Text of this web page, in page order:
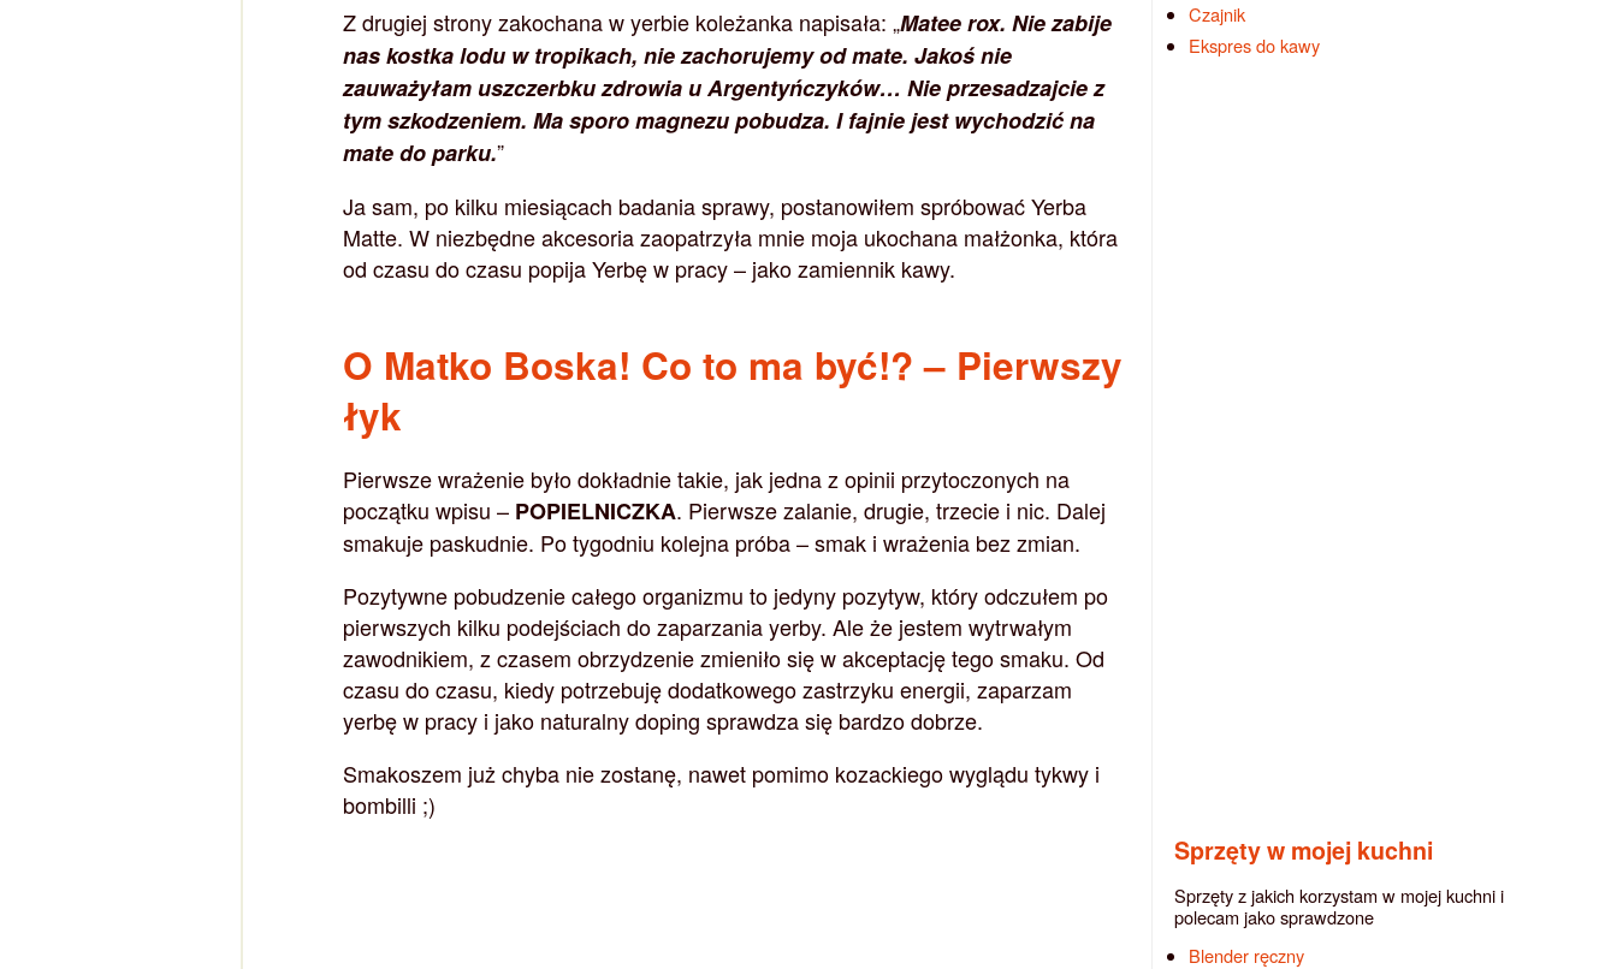
Z drugiej strony zakochana w yerbie koleżanka napisała: „Matee rox. Nie zabije
nas kostka lodu w tropikach, nie zachorujemy od mate. Jakoś nie
zauważyłam uszczerbku zdrowia u Argentyńczyków… Nie przesadzajcie z
tym szkodzeniem. Ma sporo magnezu pobudza. I fajnie jest wychodzić na
mate do parku.”
Ja sam, po kilku miesiącach badania sprawy, postanowiłem spróbować Yerba
Matte. W niezbędne akcesoria zaopatrzyła mnie moja ukochana małżonka, która
od czasu do czasu popija Yerbę w pracy – jako zamiennik kawy.
O Matko Boska! Co to ma być!? – Pierwszy
łyk
Pierwsze wrażenie było dokładnie takie, jak jedna z opinii przytoczonych na
początku wpisu – POPIELNICZKA. Pierwsze zalanie, drugie, trzecie i nic. Dalej
smakuje paskudnie. Po tygodniu kolejna próba – smak i wrażenia bez zmian.
Pozytywne pobudzenie całego organizmu to jedyny pozytyw, który odczułem po
pierwszych kilku podejściach do zaparzania yerby. Ale że jestem wytrwałym
zawodnikiem, z czasem obrzydzenie zmieniło się w akceptację tego smaku. Od
czasu do czasu, kiedy potrzebuję dodatkowego zastrzyku energii, zaparzam
yerbę w pracy i jako naturalny doping sprawdza się bardzo dobrze.
Smakoszem już chyba nie zostanę, nawet pomimo kozackiego wyglądu tykwy i
bombilli ;)
Czajnik
Ekspres do kawy
Sprzęty w mojej kuchni
Sprzęty z jakich korzystam w mojej kuchni i
polecam jako sprawdzone
Blender ręczny